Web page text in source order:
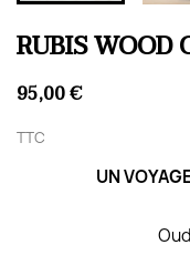
RUBIS WOOD
95,00 €
TTC
UN